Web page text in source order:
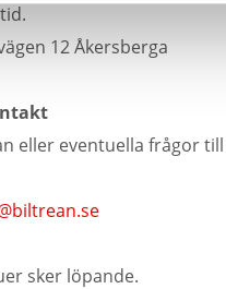
12 Åkersberga
eller eventuella frågor
sker löpande.